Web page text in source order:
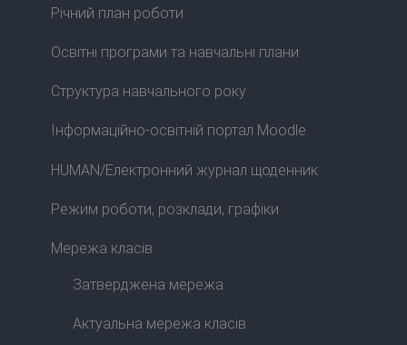
Річний план роботи
Освітні програми та навчальні плани
Структура навчального року
Інформаційно-освітній портал Moodle
HUMAN/Електронний журнал щоденник
Режим роботи, розклади, графіки
Мережа класів
Затверджена мережа
Актуальна мережа класів